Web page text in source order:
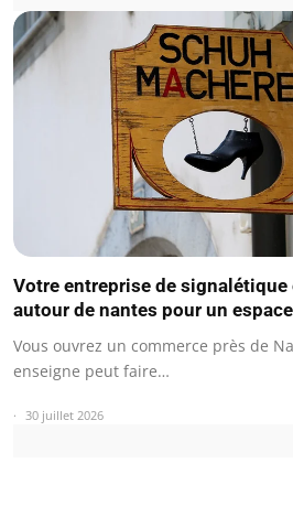
Votre entreprise de signalétique
autour de nantes pour un
Vous ouvrez un commerce près de
enseigne peut faire…
30 juillet 2026